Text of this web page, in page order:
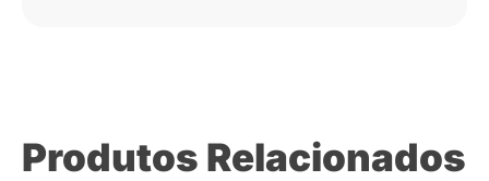
Produtos Relacionados